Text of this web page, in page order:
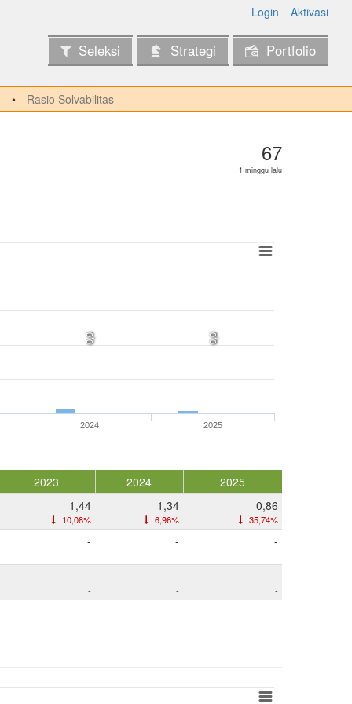
Login Aktivasi
Seleksi Strategi Portfolio
Rasio Solvabilitas
67
1 minggu lalu
0,0 0,0
0,0 0,0
2024 2025
2023 2024
2025
1,44
10,08%
1,34
6,96%
0,86
35,74%
-
-
-
-
-
-
-
-
-
-
-
-